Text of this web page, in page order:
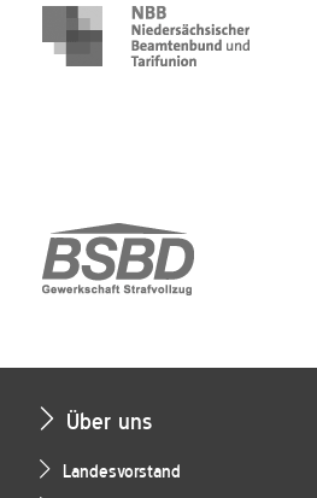
Über uns
Landesvorstand